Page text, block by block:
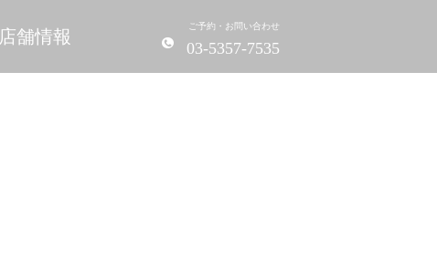
ご予約・お問い合わせ
03-5357-7535
店舗情報